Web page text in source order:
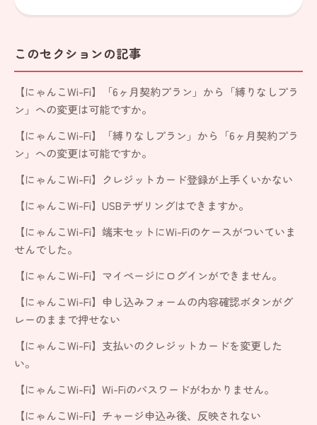
このセクションの記事
【にゃんこWi-Fi】「6ヶ月契約プラン」から「縛りなしプラ
ン」への変更は可能ですか。
【にゃんこWi-Fi】「縛りなしプラン」から「6ヶ月契約プラ
ン」への変更は可能ですか。
【にゃんこWi-Fi】クレジットカード登録が上手くいかない
【にゃんこWi-Fi】USBテザリングはできますか。
【にゃんこWi-Fi】端末セットにWi-Fiのケースがついていま
せんでした。
【にゃんこWi-Fi】マイページにログインができません。
【にゃんこWi-Fi】申し込みフォームの内容確認ボタンがグ
レーのままで押せない
【にゃんこWi-Fi】支払いのクレジットカードを変更した
い。
【にゃんこWi-Fi】Wi-Fiのパスワードがわかりません。
【にゃんこWi-Fi】チャージ申込み後、反映されない